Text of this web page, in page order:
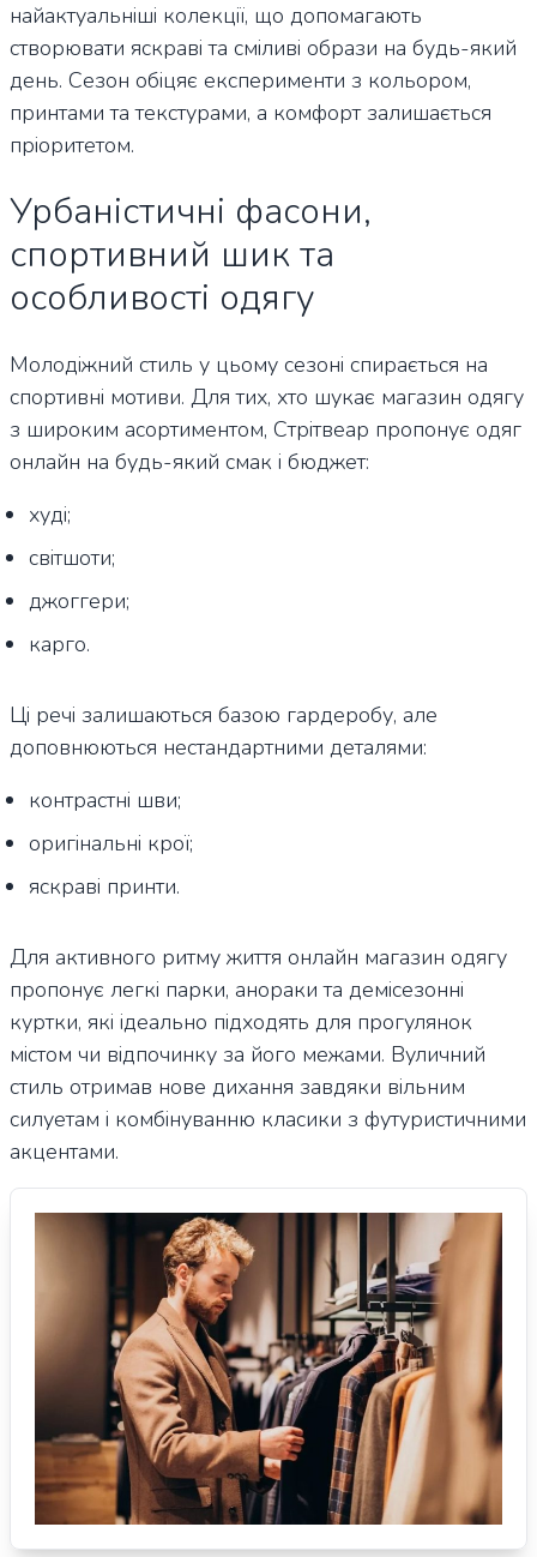
найактуальніші колекції, що допомагають
створювати яскраві та сміливі образи на будь-який
день. Сезон обіцяє експерименти з кольором,
принтами та текстурами, а комфорт залишається
пріоритетом.
Урбаністичні фасони,
спортивний шик та
особливості одягу
Молодіжний стиль у цьому сезоні спирається на
спортивні мотиви. Для тих, хто шукає магазин одягу
з широким асортиментом, Стрітвеар пропонує одяг
онлайн на будь-який смак і бюджет:
худі;
світшоти;
джоггери;
карго.
Ці речі залишаються базою гардеробу, але
доповнюються нестандартними деталями:
контрастні шви;
оригінальні крої;
яскраві принти.
Для активного ритму життя онлайн магазин одягу
пропонує легкі парки, анораки та демісезонні
куртки, які ідеально підходять для прогулянок
містом чи відпочинку за його межами. Вуличний
стиль отримав нове дихання завдяки вільним
силуетам і комбінуванню класики з футуристичними
акцентами.